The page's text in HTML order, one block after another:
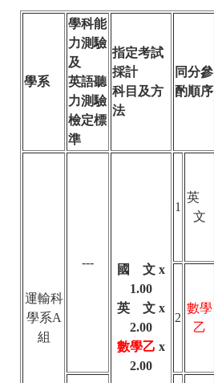
學系
學科能
力測驗
及
英語聽
力測驗
檢定標
準
指定考試
採計
科目及方
法
同分參
酌順序
運輸科
學系A
組
---
國 文 x
1.00
英 文 x
2.00
數學乙 x
2.00
1
英
文
2
數學
乙